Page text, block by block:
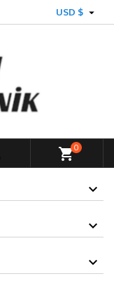
USD $ 
shopping_cart0